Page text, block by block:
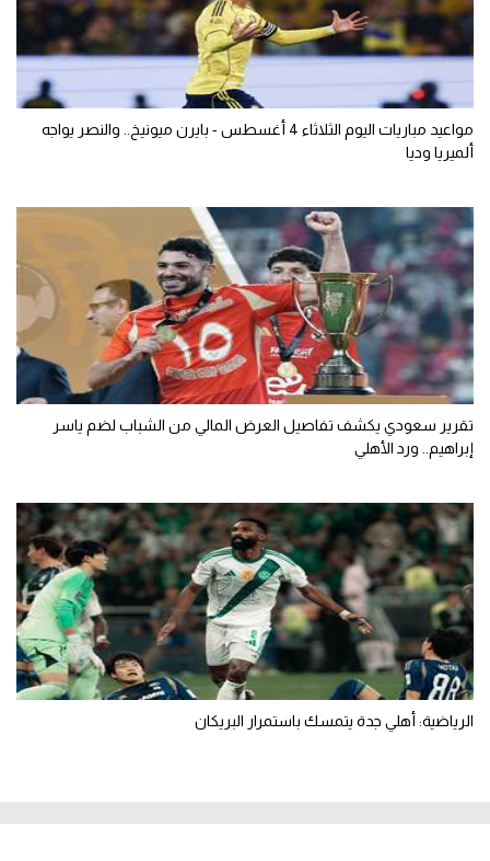
مواعيد مباريات اليوم الثلاثاء 4 أغسطس - بايرن ميونيخ.. والنصر يواجه
ألميريا وديا
تقرير سعودي يكشف تفاصيل العرض المالي من الشباب لضم ياسر
إبراهيم.. ورد الأهلي
الرياضية: أهلي جدة يتمسك باستمرار البريكان